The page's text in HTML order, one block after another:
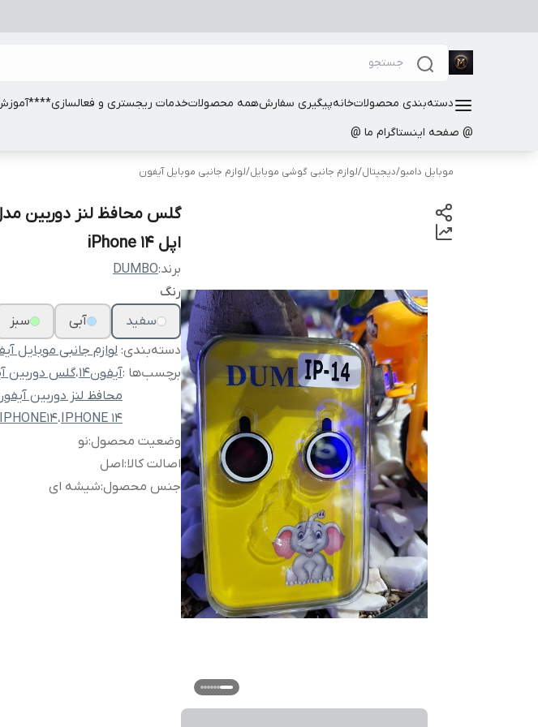
دسته‌بندی محصولاتخانهپیگیری سفارشهمه محصولاتخدمات ریجستری و فعالسازی
@ صفحه اینستاگرام ما @
موبایل دامبو/دیجیتال/لوازم جانبی گوشی موبایل/لوازم جانبی موبایل آیفون
گلس محافظ لنز دوربین
اپل iPhone 14
برند:DUMBO
رنگ
سفید
آبی سبز
دسته‌بندی: لوازم جانبی موبایل
برچسب‌ها :آیفون14 ،گلس دوربین
محافظ لنز دوربین
IPHONE 14،IPHONE14
وضعیت محصول:نو
اصالت کالا:اصل
جنس محصول:شیشه ای